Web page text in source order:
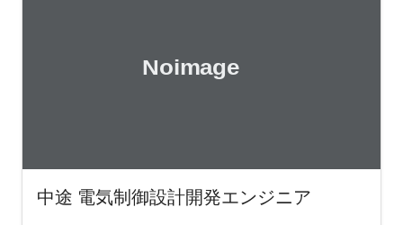
中途 電気制御設計開発エンジニア